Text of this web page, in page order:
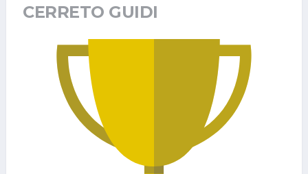
CERRETO GUIDI